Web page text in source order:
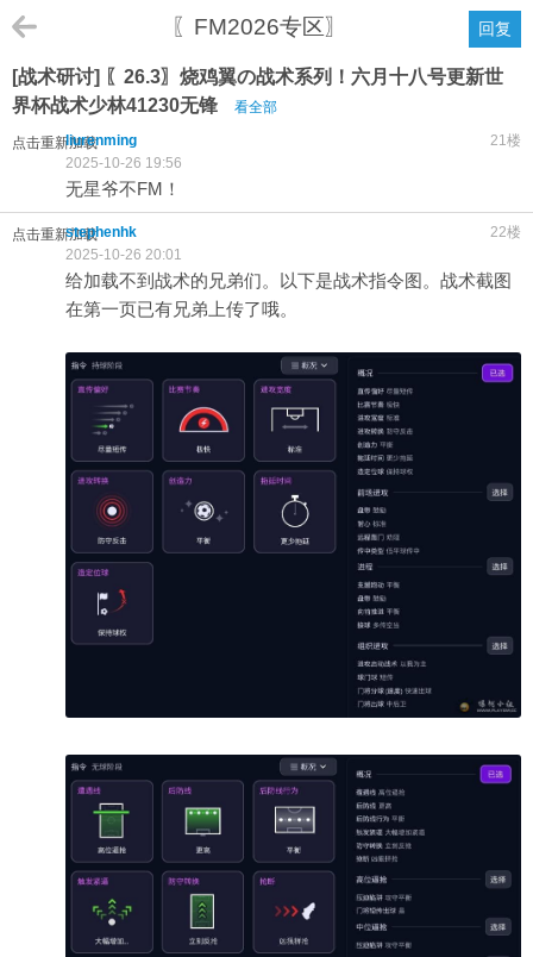
回复
〖FM2026专区〗
[战术研讨] 〖26.3〗烧鸡翼の战术系列！六月十八号更新世
界杯战术少林41230无锋
看全部
点击重新加载 21楼
liurenming
2025-10-26 19:56
无星爷不FM！
点击重新加载 22楼
stephenhk
2025-10-26 20:01
给加载不到战术的兄弟们。以下是战术指令图。战术截图
在第一页已有兄弟上传了哦。